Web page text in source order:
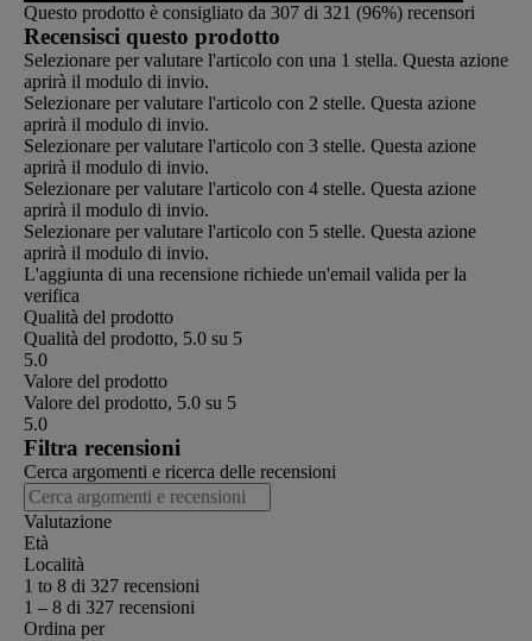
Questo prodotto è consigliato da 307 di 321 (96%) recensori
Recensisci questo prodotto
Selezionare per valutare l'articolo con una 1 stella. Questa azione
aprirà il modulo di invio.
Selezionare per valutare l'articolo con 2 stelle. Questa azione
aprirà il modulo di invio.
Selezionare per valutare l'articolo con 3 stelle. Questa azione
aprirà il modulo di invio.
Selezionare per valutare l'articolo con 4 stelle. Questa azione
aprirà il modulo di invio.
Selezionare per valutare l'articolo con 5 stelle. Questa azione
aprirà il modulo di invio.
L'aggiunta di una recensione richiede un'email valida per la
verifica
Qualità del prodotto
Qualità del prodotto, 5.0 su 5
5.0
Valore del prodotto
Valore del prodotto, 5.0 su 5
5.0
Filtra recensioni
Cerca argomenti e ricerca delle recensioni
Valutazione
Età
Località
1 to 8 di 327 recensioni
1 – 8 di 327 recensioni
Ordina per